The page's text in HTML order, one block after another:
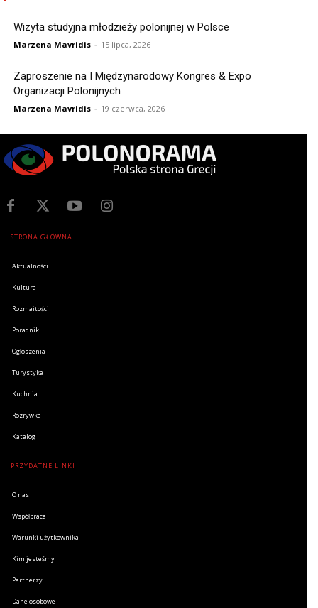
Wizyta studyjna młodzieży polonijnej w Polsce
Marzena Mavridis - 15 lipca, 2026
Zaproszenie na I Międzynarodowy Kongres & Expo
Organizacji Polonijnych
Marzena Mavridis - 19 czerwca, 2026
STRONA GŁÓWNA
Aktualności
Kultura
Rozmaitości
Poradnik
Ogłoszenia
Turystyka
Kuchnia
Rozrywka
Katalog
PRZYDATNE LINKI
O nas
Współpraca
Warunki użytkownika
Kim jesteśmy
Partnerzy
Dane osobowe